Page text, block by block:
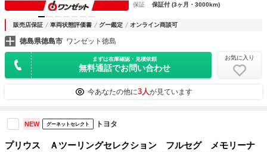
保証
保証付 (3ヶ月・3000km)
販売店保証 車両状態評価書 グー鑑定 オンライン商談可
徳島県徳島市 ワンゼット徳島
まずは在庫確認・見積依頼
無料通話でお問い合わせ
お気に入り
今あなたの他に3人が見ています
NEW グーネットセレクト トヨタ
プリウス Ａツーリングセレクション フルセグ メモリーナ